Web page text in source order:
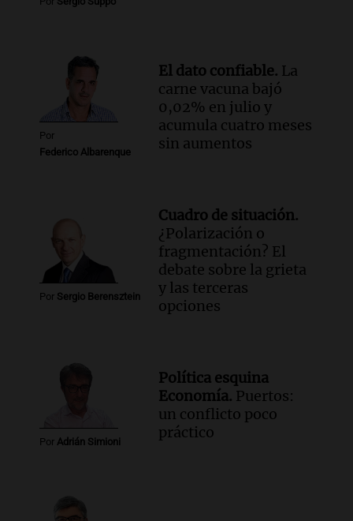
Episodios
Audio. El ministro de Economía de Santa
Fe relativiza el impacto del fallo sobre
jubilaciones en la provincia
Panorama Federal
Episodios
Por
Federico Albarenque
El dato confiable. La
carne vacuna bajó
0,02% en julio y
acumula cuatro meses
sin aumentos
Por Sergio Berensztein
Cuadro de situación.
¿Polarización o
fragmentación? El
debate sobre la grieta
y las terceras
opciones
Por Adrián Simioni
Política esquina
Economía. Puertos:
un conflicto poco
práctico